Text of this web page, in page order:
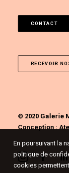
CONTACT
RECEVOIR
© 2020 Galerie
Conception :
En poursuivant la
politique de
cookies